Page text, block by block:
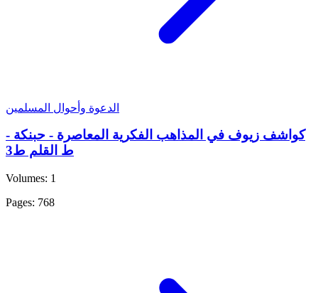
الدعوة وأحوال المسلمين
كواشف زيوف في المذاهب الفكرية المعاصرة - حبنكة -
ط القلم ط3
Volumes: 1
Pages: 768